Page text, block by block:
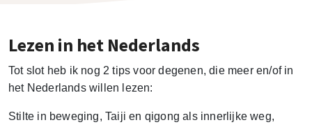
Lezen in het Nederlands
Tot slot heb ik nog 2 tips voor degenen, die meer en/of in
het Nederlands willen lezen:
Stilte in beweging, Taiji en qigong als innerlijke weg,